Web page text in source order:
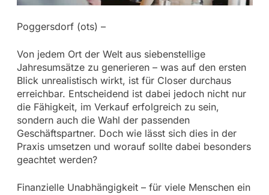
Poggersdorf (ots) –
Von jedem Ort der Welt aus siebenstellige
Jahresumsätze zu generieren – was auf den ersten
Blick unrealistisch wirkt, ist für Closer durchaus
erreichbar. Entscheidend ist dabei jedoch nicht nur
die Fähigkeit, im Verkauf erfolgreich zu sein,
sondern auch die Wahl der passenden
Geschäftspartner. Doch wie lässt sich dies in der
Praxis umsetzen und worauf sollte dabei besonders
geachtet werden?
Finanzielle Unabhängigkeit – für viele Menschen ein